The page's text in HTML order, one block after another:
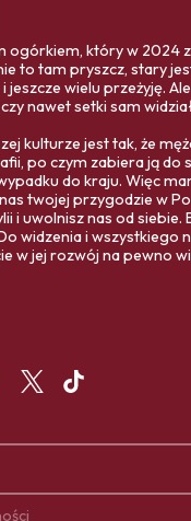
ogórkiem, który w 2024
to tam pryszcz, stary
jeszcze wielu przeżyję.
nawet setki sam
kulturze jest tak, że
po czym zabiera ją do
do kraju. Więc
twojej przygodzie w
i uwolnisz nas od siebie.
widzenia i wszystkiego
w jej rozwój na pewno